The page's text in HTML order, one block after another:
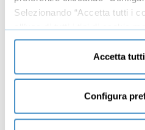
Selezionando “Accetta tutti i
all’uso di tutti i tipi di cookie
consenso cliccando su “Usa
saranno attivati i soli cookie
funzionamento del sito.
Accetta
Configura
Importanza di una
Classificazione di
classificazione di